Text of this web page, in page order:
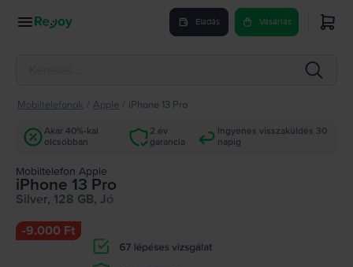
Eladás Vásárlás
Mobiltelefonok Apple iPhone 13 Pro
Akár 40%-kal
olcsóbban
2 év
garancia
Ingyenes visszaküldés 30
napig
Mobiltelefon Apple
iPhone 13 Pro
Silver, 128 GB, Jó
-9.000 Ft